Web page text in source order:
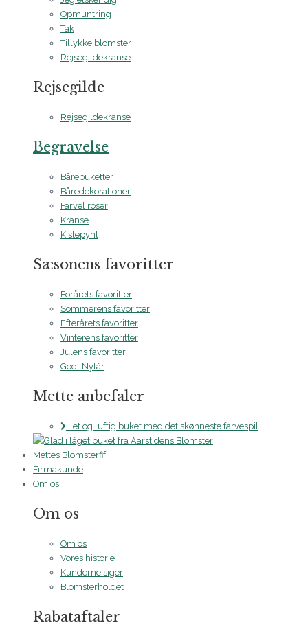
Opmuntring
Tak
Tillykke blomster
Rejsegildekranse
Rejsegilde
Rejsegildekranse
Begravelse
Bårebuketter
Båredekorationer
Farvel roser
Kranse
Kistepynt
Sæsonens favoritter
Forårets favoritter
Sommerens favoritter
Efterårets favoritter
Vinterens favoritter
Julens favoritter
Godt Nytår
Mette anbefaler
Let og luftig buket med det skønneste farvespil
Mettes Blomsterfif
Firmakunde
Om os
Om os
Om os
Vores historie
Kunderne siger
Blomsterholdet
Rabataftaler